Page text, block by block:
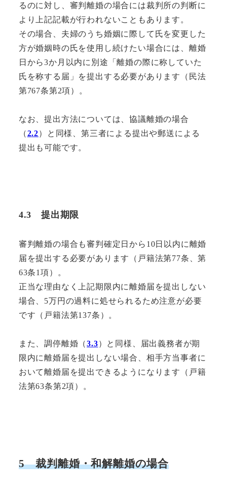
るのに対し、審判離婚の場合には裁判所の判断に
より上記記載が行われないこともあります。
その場合、夫婦のうち婚姻に際して氏を変更した
方が婚姻時の氏を使用し続けたい場合には、離婚
日から3か月以内に別途「離婚の際に称していた
氏を称する届」を提出する必要があります（民法
第767条第2項）。
なお、提出方法については、協議離婚の場合
（2.2）と同様、第三者による提出や郵送による
提出も可能です。
4.3 提出期限
審判離婚の場合も審判確定日から10日以内に離婚
届を提出する必要があります（戸籍法第77条、第
63条1項）。
正当な理由なく上記期限内に離婚届を提出しない
場合、5万円の過料に処せられるため注意が必要
です（戸籍法第137条）。
また、調停離婚（3.3）と同様、届出義務者が期
限内に離婚届を提出しない場合、相手方当事者に
おいて離婚届を提出できるようになります（戸籍
法第63条第2項）。
5 裁判離婚・和解離婚の場合